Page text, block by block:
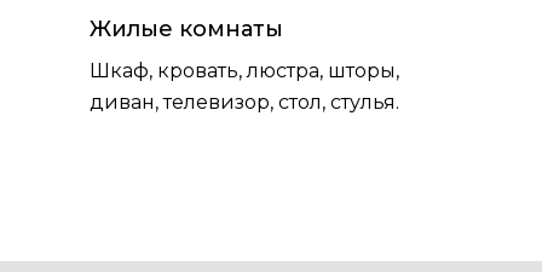
Жилые комнаты
Шкаф, кровать, люстра, шторы,
диван, телевизор, стол, стулья.